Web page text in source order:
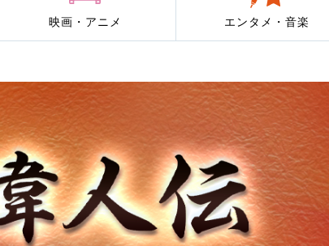
映画・アニメ エンタメ・音楽